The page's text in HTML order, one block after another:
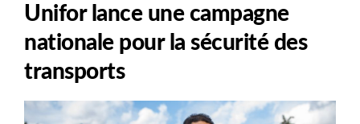
Unifor lance une campagne
nationale pour la sécurité des
transports